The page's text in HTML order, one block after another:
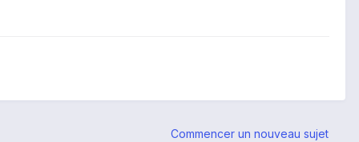
Commencer un nouveau sujet